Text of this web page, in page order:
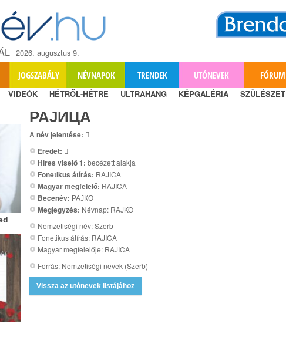
2026. augusztus 9.
JOGSZABÁLY NÉVNAPOK TRENDEK UTÓNEVEK FÓRUM
VIDEÓK HÉTRŐL-HÉTRE ULTRAHANG KÉPGALÉRIA SZÜLÉSZET
РАЈИЦА
A név jelentése: 
Eredet: 
Híres viselő 1: becézett alakja
Fonetikus átírás: RAJICA
Magyar megfelelő: RAJICA
Becenév: РАЈКО
Megjegyzés: Névnap: RAJKO
Nemzetiségi név: Szerb
Fonetikus átírás: RAJICA
Magyar megfelelője: RAJICA
Forrás: Nemzetiségi nevek (Szerb)
Vissza az utónevek listájához